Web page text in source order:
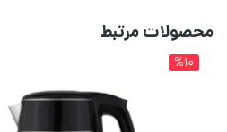
محصولات مرتبط
%10